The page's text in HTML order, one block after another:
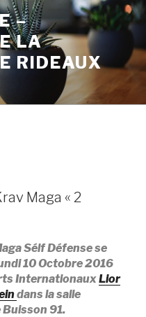
–
LA
RIDEAUX
Maga « 2
Sélf Défense se
10 Octobre 2016
InternationauxLior
dans la salle
91.